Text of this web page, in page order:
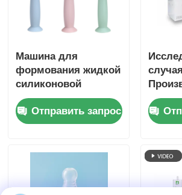
Машина для
формования жидкой
силиконовой
резины для детей
Зубная щетка с
материалом FDA
Отправить запрос